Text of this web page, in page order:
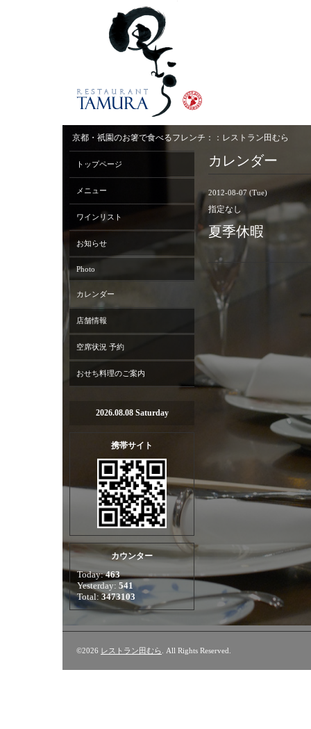
京都・祇園のお箸で食べるフレンチ：：レストラン田むら
カレンダー
2012-08-07 (Tue)
指定なし
夏季休暇
トップページ
メニュー
ワインリスト
お知らせ
Photo
カレンダー
店舗情報
空席状況 予約
おせち料理のご案内
2026.08.08 Saturday
携帯サイト
カウンター
Today:463
Yesterday: 541
Total: 3473103
©2026 レストラン田むら . All Rights Reserved.